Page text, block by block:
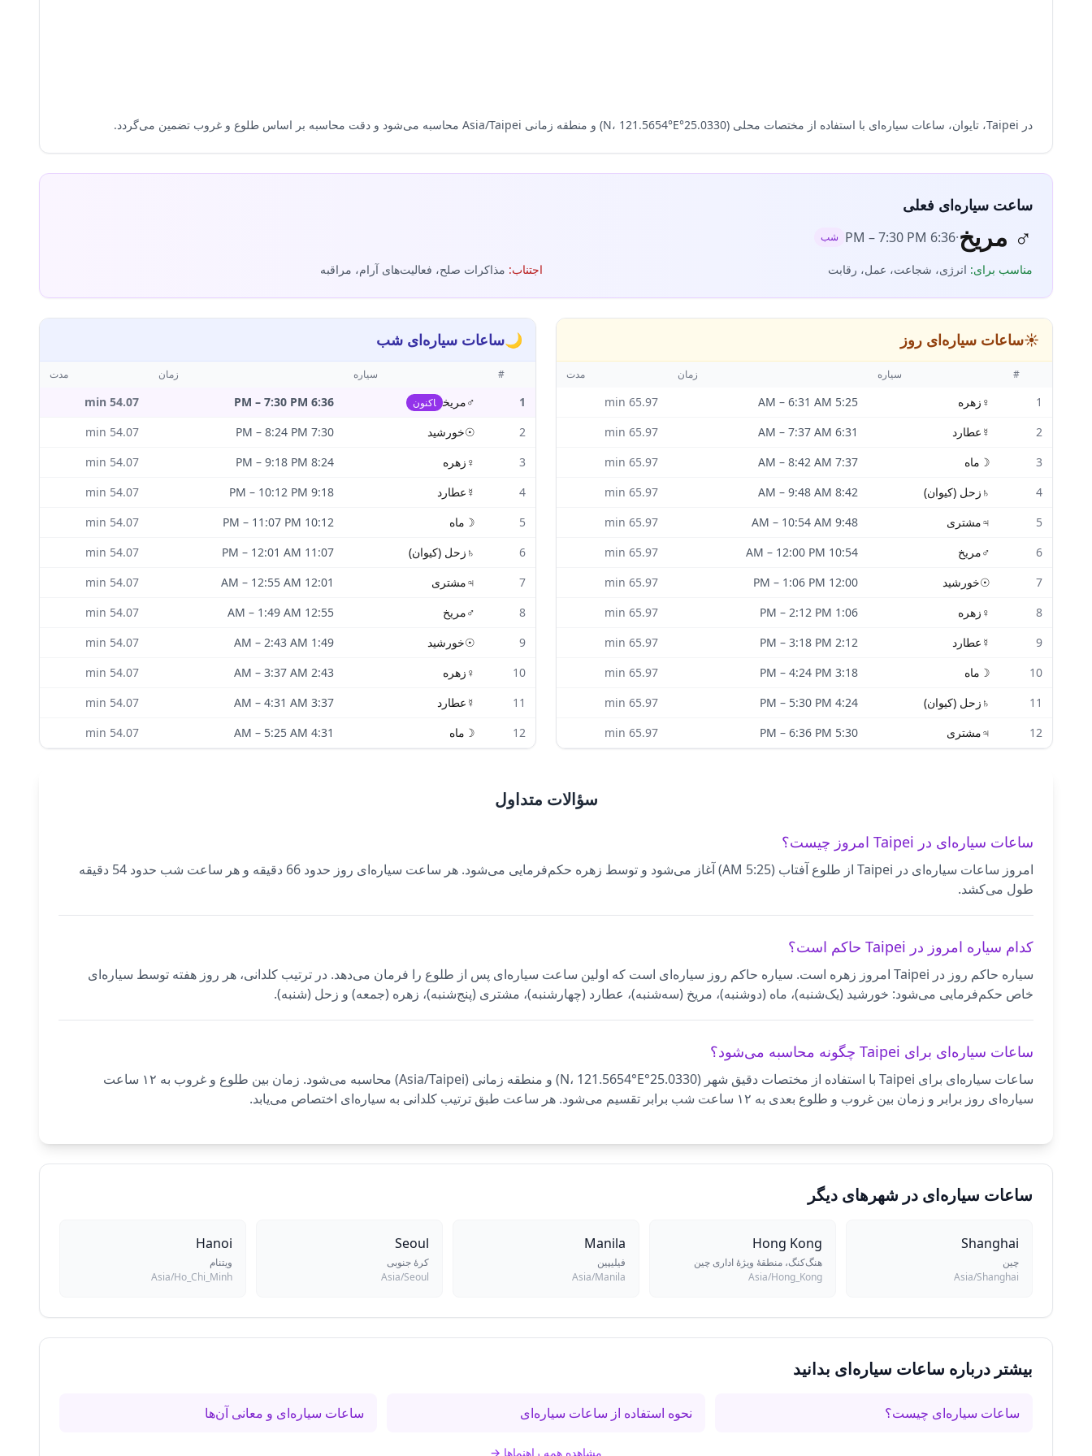
در Taipei، تایوان، ساعات سیاره‌ای با استفاده از مختصات محلی (25.0330°N، 121.5654°E) و منطقه زمانی Asia/Taipei محاسبه می‌شود و دقت محاسبه بر اساس طلوع و غروب تضمین می‌گردد.
ساعت سیاره‌ای فعلی
♂ مریخ·
6:36 PM
–7:30 PM شب
مناسب برای: انرژی، شجاعت، عمل، رقابت اجتناب: مذاکرات صلح، فعالیت‌های آرام، مراقبه
☀️ساعات سیاره‌ای روز
# سیاره زمان مدت
1
♀ زهره 5:25 AM
– 6:31 AM
65.97
2
☿ عطارد 6:31 AM
– 7:37 AM
65.97
3
☽ ماه 7:37 AM
– 8:42 AM
65.97
4
♄ زحل (کیوان) 8:42 AM
– 9:48 AM
65.97
5
♃مشتری 9:48 AM
– 10:54 AM
65.97
6
♂مریخ 10:54 AM
– 12:00 PM
65.97
7
☉خورشید 12:00 PM
– 1:06 PM
65.97
8
♀ زهره 1:06 PM
– 2:12 PM
65.97
9
☿ عطارد 2:12 PM
– 3:18 PM
65.97
10
☽ ماه 3:18 PM
– 4:24 PM
65.97
11
♄ زحل (کیوان) 4:24 PM
– 5:30 PM
65.97
12
♃مشتری 5:30 PM
– 6:36 PM
65.97
🌙ساعات سیاره‌ای شب
# سیاره زمان مدت
1
♂مریخ اکنون 6:36 PM
– 7:30 PM
54.07
2
☉خورشید 7:30 PM
– 8:24 PM
54.07
3
♀ زهره 8:24 PM
– 9:18 PM
54.07
4
☿ عطارد 9:18 PM
– 10:12 PM
54.07
5
☽ ماه 10:12 PM
– 11:07 PM
54.07
6
♄ زحل (کیوان) 11:07 PM
– 12:01 AM
54.07
7
♃مشتری 12:01 AM
– 12:55 AM
54.07
8
♂مریخ 12:55 AM
– 1:49 AM
54.07
9
☉خورشید 1:49 AM
– 2:43 AM
54.07
10
♀ زهره 2:43 AM
– 3:37 AM
54.07
11
☿ عطارد 3:37 AM
– 4:31 AM
54.07
12
☽ ماه 4:31 AM
– 5:25 AM
54.07
سؤالات متداول
ساعات سیاره‌ای در Taipei امروز چیست؟
امروز ساعات سیاره‌ای در Taipei از طلوع آفتاب (5:25 AM) آغاز می‌شود و توسط زهره حکم‌فرمایی می‌شود. هر ساعت سیاره‌ای روز حدود 66 دقیقه و هر ساعت شب حدود 54 دقیقه
طول می‌کشد.
کدام سیاره امروز در Taipei حاکم است؟
سیاره حاکم روز در Taipei امروز زهره است. سیاره حاکم روز سیاره‌ای است که اولین ساعت سیاره‌ای پس از طلوع را فرمان می‌دهد. در ترتیب کلدانی، هر روز هفته توسط سیاره‌ای
خاص حکم‌فرمایی می‌شود: خورشید (یک‌شنبه)، ماه (دوشنبه)، مریخ (سه‌شنبه)، عطارد (چهارشنبه)، مشتری (پنج‌شنبه)، زهره (جمعه) و زحل (شنبه).
ساعات سیاره‌ای برای Taipei چگونه محاسبه می‌شود؟
ساعات سیاره‌ای برای Taipei با استفاده از مختصات دقیق شهر (25.0330°N، 121.5654°E) و منطقه زمانی (Asia/Taipei) محاسبه می‌شود. زمان بین طلوع و غروب به ۱۲ ساعت
سیاره‌ای روز برابر و زمان بین غروب و طلوع بعدی به ۱۲ ساعت شب برابر تقسیم می‌شود. هر ساعت طبق ترتیب کلدانی به سیاره‌ای اختصاص می‌یابد.
ساعات سیاره‌ای در شهرهای دیگر
Shanghai
چین
Asia/Shanghai
Hong Kong
هنگ‌کنگ، منطقهٔ ویژهٔ اداری چین
Asia/Hong_Kong
Manila
فیلیپین
Asia/Manila
Seoul
کرهٔ جنوبی
Asia/Seoul
Hanoi
ویتنام
Asia/Ho_Chi_Minh
بیشتر درباره ساعات سیاره‌ای بدانید
ساعات سیاره‌ای چیست؟ نحوه استفاده از ساعات سیاره‌ای ساعات سیاره‌ای و معانی آن‌ها
مشاهده همه راهنماها →